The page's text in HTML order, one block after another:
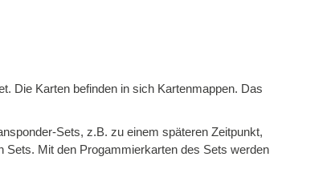
Die Karten befinden in sich Kartenmappen. Das
Sets, z.B. zu einem späteren Zeitpunkt,
Sets. Mit den Progammierkarten des Sets werden